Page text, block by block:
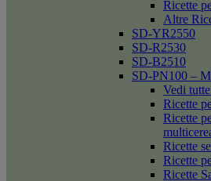
Ricette
Altre
SD-YR2550
SD-R2530
SD-B2510
SD-PN100 –
Vedi
Ricette
Ricette
Ricette
Ricette
Ricette